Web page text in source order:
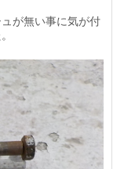
が無い事に気が付